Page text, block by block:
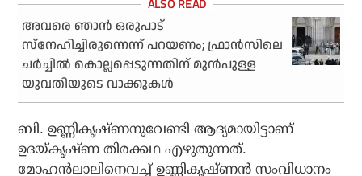
അവരെ ഞാന്‍ ഒരുപാട്
സ്‌നേഹിച്ചിരുന്നെന്ന് പറയണം; ഫ്രാന്‍സിലെ
ചര്‍ച്ചില്‍ കൊല്ലപ്പെടുന്നതിന് മുന്‍പുള്ള
യുവതിയുടെ വാക്കുകള്‍
ബി. ഉണ്ണികൃഷ്ണനുവേണ്ടി ആദ്യമായിട്ടാണ്
ഉദയ്കൃഷ്ണ തിരക്കഥ എഴുതുന്നത്.
മോഹന്‍ലാലിനെവച്ച് ഉണ്ണികൃഷ്ണന്‍ സംവിധാനം